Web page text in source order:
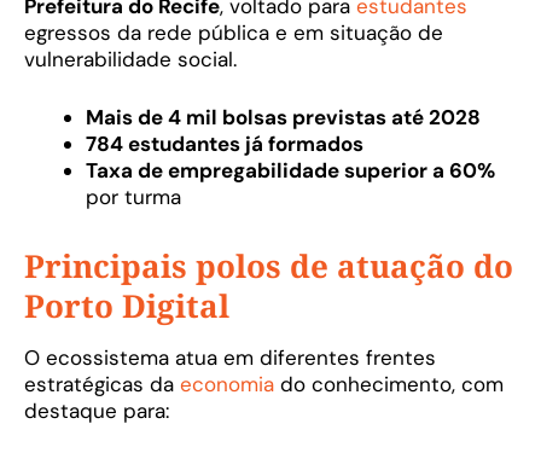
Prefeitura do Recife, voltado para estudantes
egressos da rede pública e em situação de
vulnerabilidade social.
Mais de 4 mil bolsas previstas até 2028
784 estudantes já formados
Taxa de empregabilidade superior a 60%
por turma
Principais polos de atuação do
Porto Digital
O ecossistema atua em diferentes frentes
estratégicas da economia do conhecimento, com
destaque para: